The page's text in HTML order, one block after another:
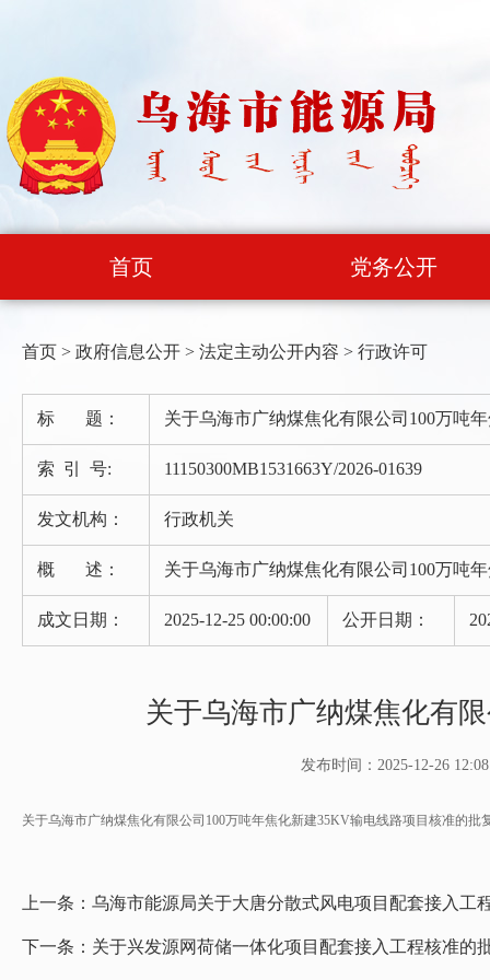
首页 党务公开
首页 > 政府信息公开 > 法定主动公开内容 > 行政许可
标 题： 关于乌海市广纳煤焦化有限公司100万吨
索 引 号: 11150300MB1531663Y/2026-01639
发文机构： 行政机关
概 述： 关于乌海市广纳煤焦化有限公司100万吨
成文日期： 2025-12-25 00:00:00 公开日期：
关于乌海市广纳煤焦化有
发布时间：2025-12-26
关于乌海市广纳煤焦化有限公司100万吨年焦化新建35KV输电线路项目核准的批
上一条： 乌海市能源局关于大唐分散式风电项目配套接入工
下一条： 关于兴发源网荷储一体化项目配套接入工程核准的